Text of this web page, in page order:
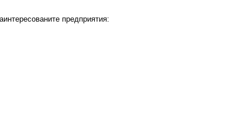
предприятия: